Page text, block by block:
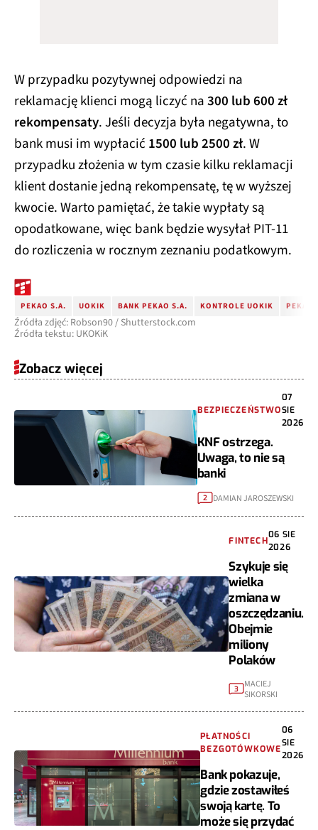
W przypadku pozytywnej odpowiedzi na
reklamację klienci mogą liczyć na300 lub 600 zł
rekompensaty. Jeśli decyzja była negatywna, to
bank musi im wypłacić 1500 lub 2500 zł. W
przypadku złożenia w tym czasie kilku reklamacji
klient dostanie jedną rekompensatę, tę w wyższej
kwocie. Warto pamiętać, że takie wypłaty są
opodatkowane, więc bank będzie wysyłał PIT-11
do rozliczenia w rocznym zeznaniu podatkowym.
PEKAO S.A. UOKIK BANK PEKAO S.A. KONTROLE UOKIK PEKAO
Źródła zdjęć: Robson90 / Shutterstock.com
Źródła tekstu: UKOKiK
Zobacz więcej
BEZPIECZEŃSTWO
07
SIE
2026
KNF ostrzega.
Uwaga, to nie są
banki
2 DAMIAN JAROSZEWSKI
FINTECH
06 SIE
2026
Szykuje się
wielka
zmiana w
oszczędzaniu.
Obejmie
miliony
Polaków
3 MACIEJ
SIKORSKI
PŁATNOŚCI
BEZGOTÓWKOWE
06
SIE
2026
Bank pokazuje,
gdzie zostawiłeś
swoją kartę. To
może się przydać